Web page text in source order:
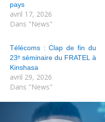
pays
avril 17, 2026
Dans "News"
Télécoms : Clap de fin du
23ᵉ séminaire du FRATEL à
Kinshasa
avril 29, 2026
Dans "News"